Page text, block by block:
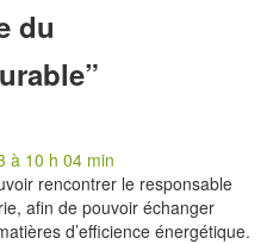
du
”
à 10 h 04 min
rencontrer le responsable
afin de pouvoir échanger
d’efficience énergétique.